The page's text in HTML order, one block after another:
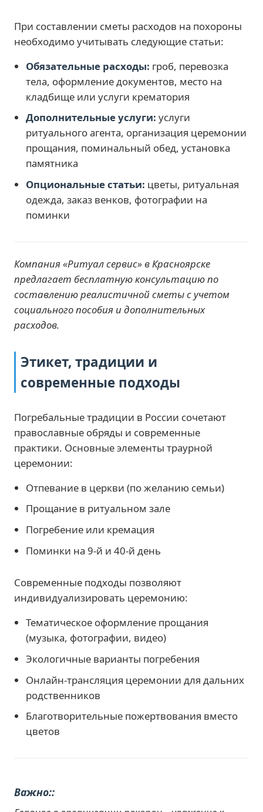
При составлении сметы расходов на похороны
необходимо учитывать следующие статьи:
Обязательные расходы: гроб, перевозка
тела, оформление документов, место на
кладбище или услуги крематория
Дополнительные услуги: услуги
ритуального агента, организация церемонии
прощания, поминальный обед, установка
памятника
Опциональные статьи: цветы, ритуальная
одежда, заказ венков, фотографии на
поминки
Компания «Ритуал сервис» в Красноярске
предлагает бесплатную консультацию по
составлению реалистичной сметы с учетом
социального пособия и дополнительных
расходов.
Этикет, традиции и
современные подходы
Погребальные традиции в России сочетают
православные обряды и современные
практики. Основные элементы траурной
церемонии:
Отпевание в церкви (по желанию семьи)
Прощание в ритуальном зале
Погребение или кремация
Поминки на 9-й и 40-й день
Современные подходы позволяют
индивидуализировать церемонию:
Тематическое оформление прощания
(музыка, фотографии, видео)
Экологичные варианты погребения
Онлайн-трансляция церемонии для дальних
родственников
Благотворительные пожертвования вместо
цветов
Важно: